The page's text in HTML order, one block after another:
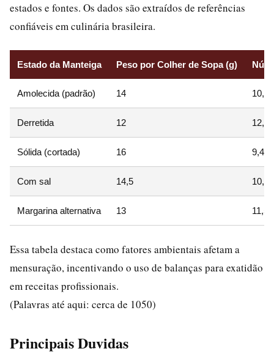
estados e fontes. Os dados são extraídos de referências
confiáveis em culinária brasileira.
Estado da Manteiga Peso por Colher de Sopa (g)
Amolecida (padrão) 14 10,7
Derretida 12 12,5
Sólida (cortada) 16 9,4
Com sal 14,5 10,3
Margarina alternativa 13 11,5
Essa tabela destaca como fatores ambientais afetam a
mensuração, incentivando o uso de balanças para exatidão
em receitas profissionais.
(Palavras até aqui: cerca de 1050)
Principais Duvidas